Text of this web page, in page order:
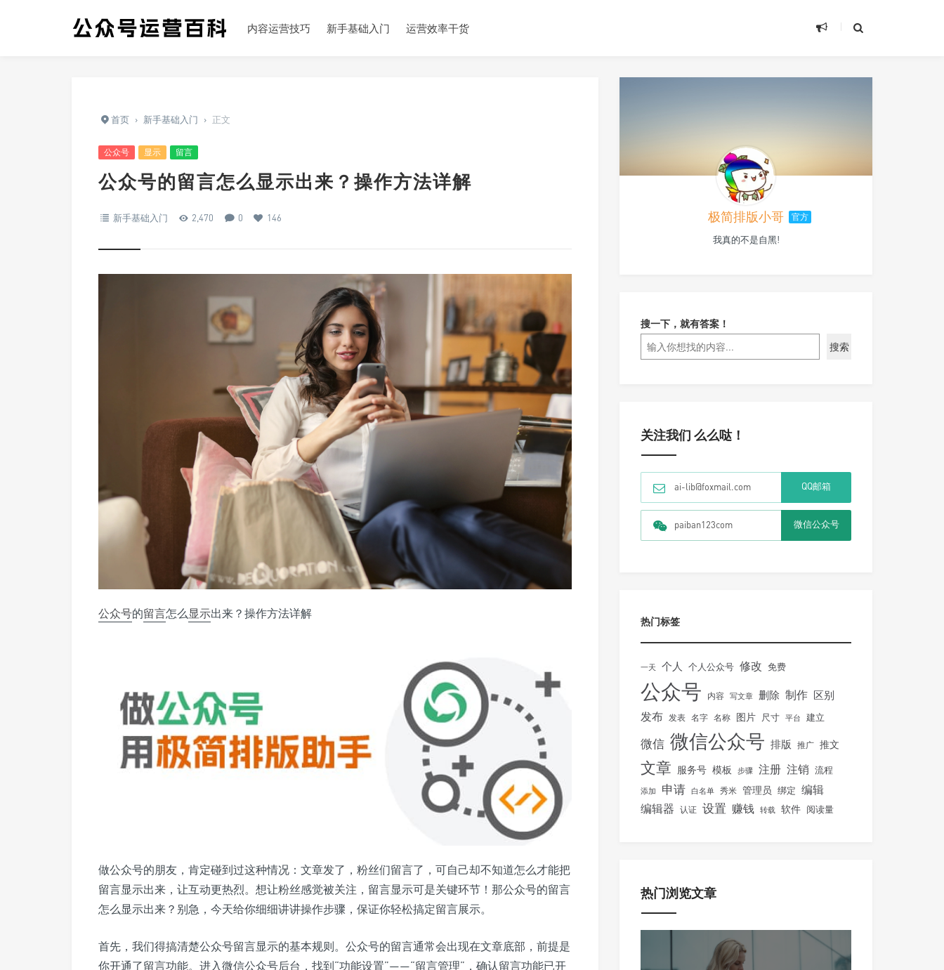
内容运营技巧 新手基础入门 运营效率干货
首页 › 新手基础入门 › 正文
公众号 显示 留言
公众号的留言怎么显示出来？操作方法详解
新手基础入门 2,470 0 146
公众号的留言怎么显示出来？操作方法详解
做公众号的朋友，肯定碰到过这种情况：文章发了，粉丝们留言了，可自己却不知道怎么才能把
留言显示出来，让互动更热烈。想让粉丝感觉被关注，留言显示可是关键环节！那公众号的留言
怎么显示出来？别急，今天给你细细讲讲操作步骤，保证你轻松搞定留言展示。
首先，我们得搞清楚公众号留言显示的基本规则。公众号的留言通常会出现在文章底部，前提是
你开通了留言功能。进入微信公众号后台，找到“功能设置”——“留言管理”，确认留言功能已开
极简排版小哥 官方
我真的不是自黑!
搜一下，就有答案！
搜索
关注我们 么么哒！
ai-lib@foxmail.com QQ邮箱
paiban123com 微信公众号
热门标签
一天 个人 个人公众号 修改 免费
公众号 内容 写文章 删除 制作 区别
发布 发表 名字 名称 图片 尺寸 平台 建立
微信 微信公众号 排版 推广 推文
文章 服务号 模板 步骤 注册 注销 流程
添加 申请 白名单 秀米 管理员 绑定 编辑
编辑器
认证 设置 赚钱 转载 软件 阅读量
热门浏览文章